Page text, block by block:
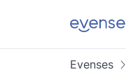
Evenses